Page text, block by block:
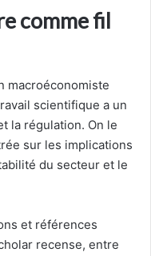
comme fil
macroéconomiste
scientifique a un
la régulation. On le
sur les implications
du secteur et le
et références
recense, entre